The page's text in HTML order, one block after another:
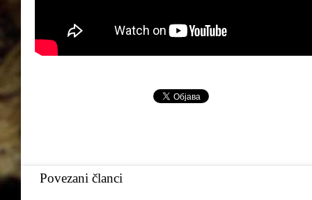
Povezani članci